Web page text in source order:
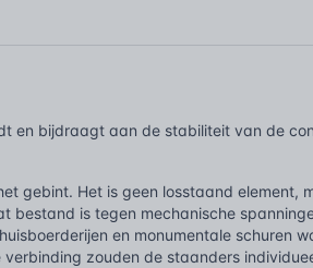
en bijdraagt aan de stabiliteit van de
gebint. Het is geen losstaand element,
bestand is tegen mechanische
en monumentale schuren
zouden de staanders